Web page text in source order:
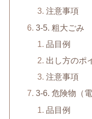
注意事項
3-5. 粗大ごみ
品目例
出し方のポ
注意事項
3-6. 危険物（
品目例